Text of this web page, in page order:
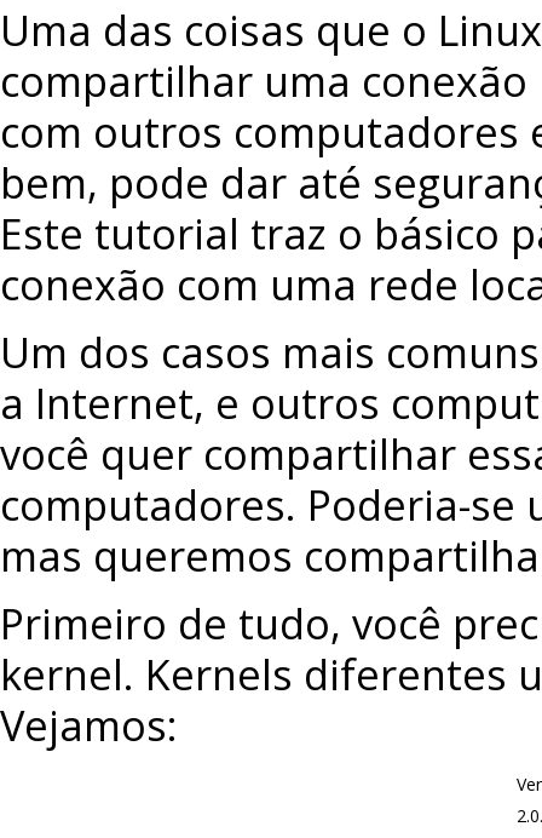
Uma das coisas que o
compartilhar uma
com outros computadores
bem, pode dar até
Este tutorial traz o básico
conexão com uma rede
Um dos casos mais
a Internet, e outros
você quer compartilhar
computadores. Poderia-se
mas queremos
Primeiro de tudo, você
kernel. Kernels diferentes
Vejamos: